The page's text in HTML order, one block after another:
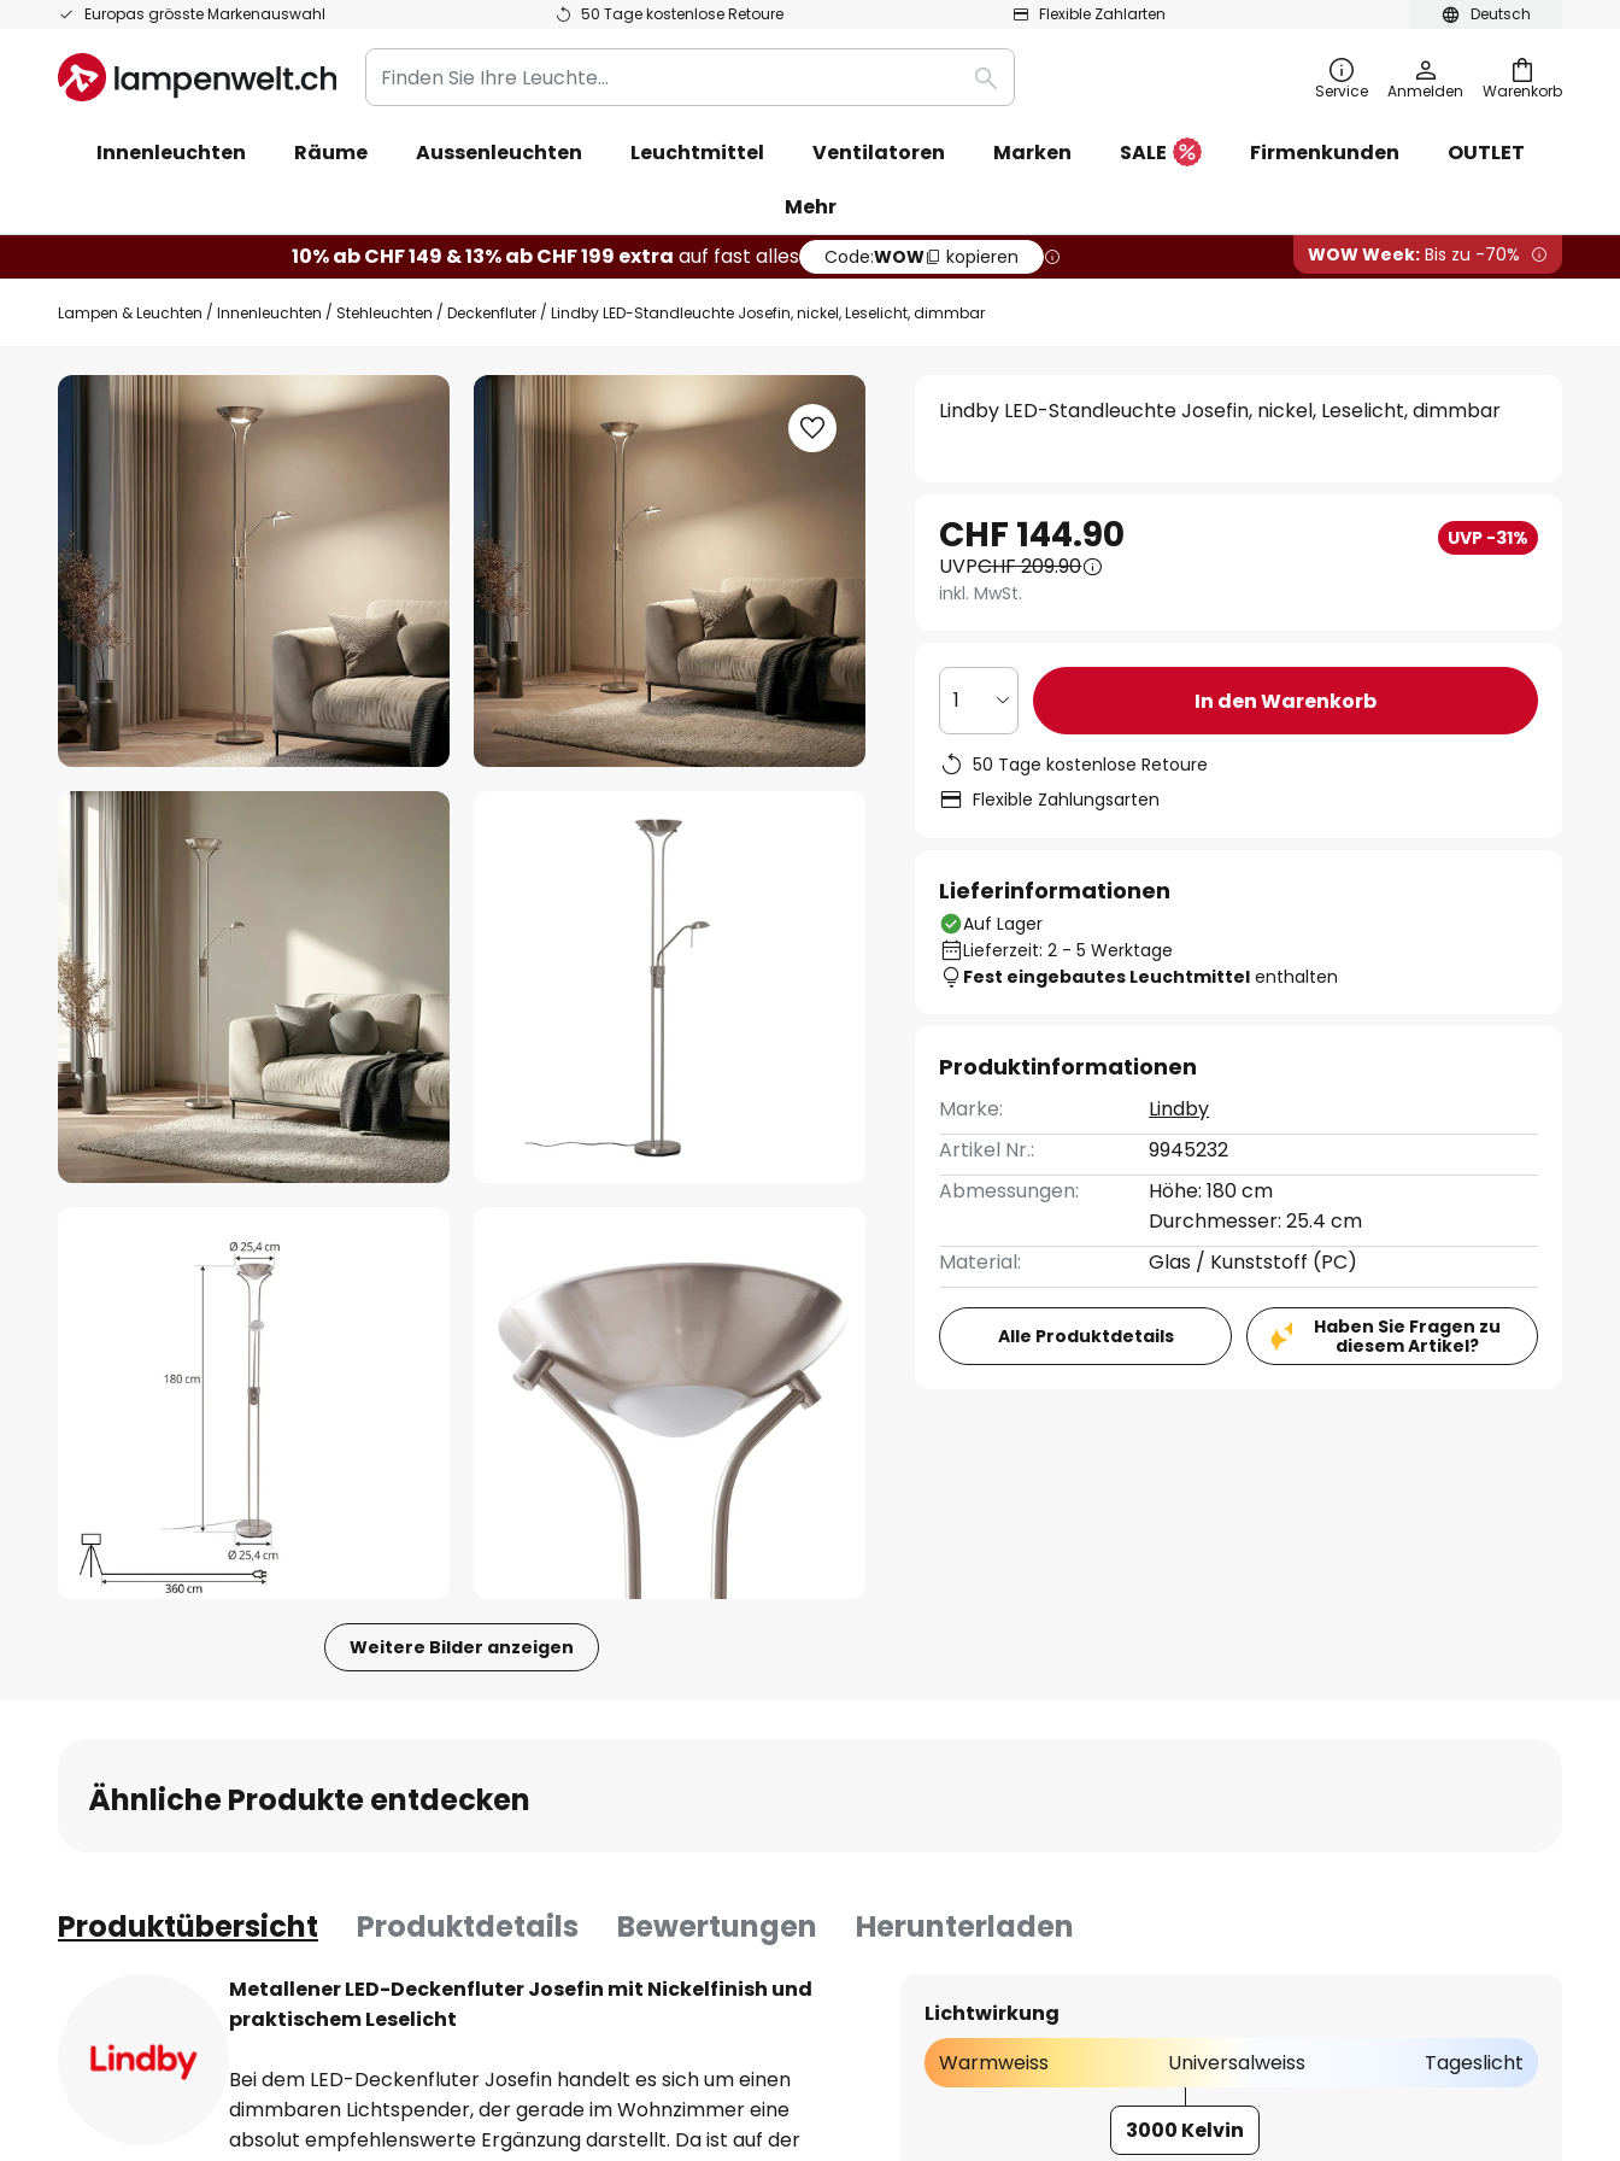
Deutsch
Europas grösste Markenauswahl 50 Tage kostenlose Retoure Flexible Zahlarten
Zum
springen
Warenkorb
Finden
Sie
Leuchte...
Suche Service Anmelden
Innenleuchten Räume Aussenleuchten Leuchtmittel Ventilatoren Marken SALE Firmenkunden
OUTLET
Mehr
10% ab CHF 149 & 13% ab CHF 199 extra auf fast alles Code:WOW kopieren WOW Week: Bis zu -70%
Lampen & Leuchten Innenleuchten Stehleuchten Deckenfluter Lindby LED-Standleuchte Josefin, nickel, Leselicht, dimmbar
Zum
Weitere Bilder anzeigen
Bildgalerie
springen
Lindby LED-Standleuchte Josefin, nickel, Leselicht, dimmbar
CHF 144.90 UVP -31%
UVPCHF 209.90
inkl. MwSt.
1 In den Warenkorb
50 Tage kostenlose Retoure
Flexible Zahlungsarten
Lieferinformationen
Auf Lager
Lieferzeit: 2 - 5 Werktage
Fest eingebautes Leuchtmittel enthalten
Produktinformationen
Marke:
Lindby
Artikel Nr.:
9945232
Abmessungen:
Höhe: 180 cm
Durchmesser: 25.4 cm
Material:
Glas / Kunststoff (PC)
Alle Produktdetails
Haben Sie Fragen zu
diesem Artikel?
Ähnliche Produkte entdecken
Produktübersicht Produktdetails Bewertungen Herunterladen
Metallener LED-Deckenfluter Josefin mit Nickelfinish und
praktischem Leselicht
Bei dem LED-Deckenfluter Josefin handelt es sich um einen
dimmbaren Lichtspender, der gerade im Wohnzimmer eine
absolut empfehlenswerte Ergänzung darstellt. Da ist auf der
Lichtwirkung
Warmweiss
Universalweiss Tageslicht
3000 Kelvin